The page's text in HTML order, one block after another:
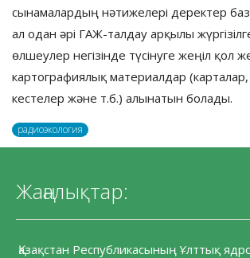
сынамалардың нәтижелері деректер
ал одан әрі ГАЖ-талдау арқылы
өлшеулер негізінде түсінуге жеңіл қол
картографиялық материалдар
кестелер және т.б.) алынатын болады.
радиоэкология
Жаңалықтар:
Қазақстан Республикасының Ұлттық